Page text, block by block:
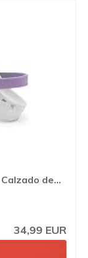
de...
34,99 EUR